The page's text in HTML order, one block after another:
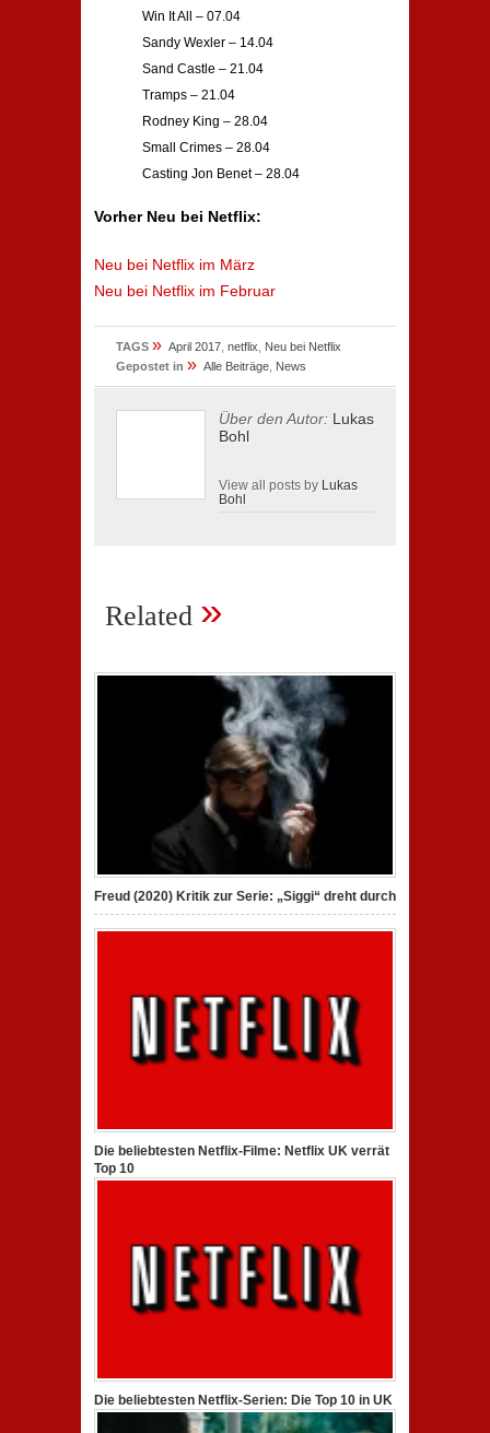
Win It All – 07.04
Sandy Wexler – 14.04
Sand Castle – 21.04
Tramps – 21.04
Rodney King – 28.04
Small Crimes – 28.04
Casting Jon Benet – 28.04
Vorher Neu bei Netflix:
Neu bei Netflix im März
Neu bei Netflix im Februar
TAGS » April 2017 netflix
Neu bei Netflix
Gepostet in » Alle Beiträge News
Über den Autor: Lukas
Bohl
View all posts by
Lukas
Bohl
Related »
Freud (2020) Kritik zur Serie: „Siggi“ dreht durch
Die beliebtesten Netflix-Filme: Netflix UK verrät
Top 10
Die beliebtesten Netflix-Serien: Die Top 10 in UK